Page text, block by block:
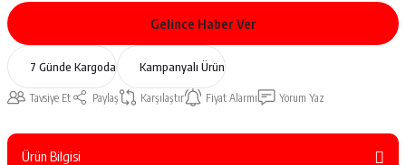
Gelince Haber Ver
7 Günde Kargoda Kampanyalı Ürün
Tavsiye Et Paylaş Karşılaştır Fiyat Alarmı Yorum Yaz
Ürün Bilgisi